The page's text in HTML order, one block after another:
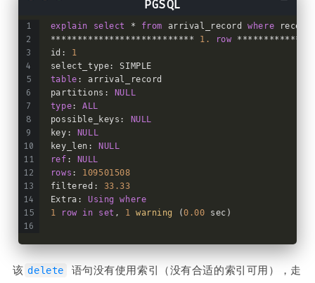
explain select * from arrival_record where
*************************** 1. row
id: 1
select_type: SIMPLE
table : arrival_record
partitions:
NULL
type: ALL
possible_keys:
NULL
key:
NULL
key_len:
NULL
ref :
NULL
rows : 109501508
filtered: 33.33
Extra: Using
where
1
row in set , 1 warning (0.00 sec)
该 delete
语句没有使用索引（没有合适的索引可用），走